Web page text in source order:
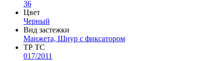
36
Цвет
Черный
Вид застежки
Манжета, Шнур с фиксатором
ТР ТС
017/2011